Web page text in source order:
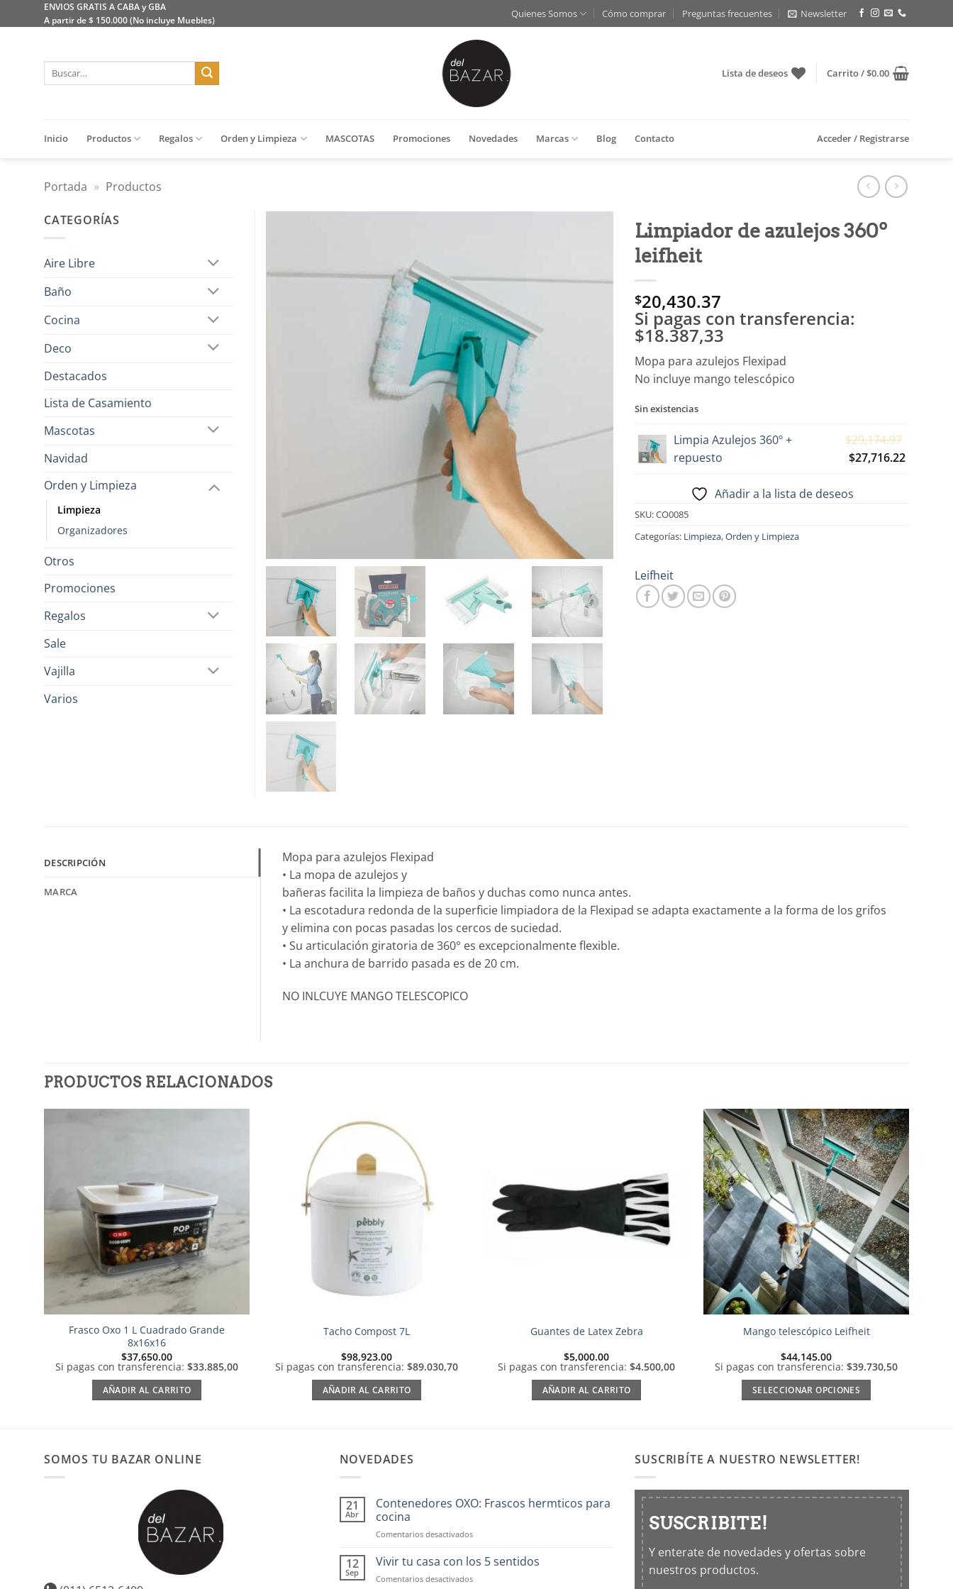
al
ENVIOS GRATIS A CABA y GBA
A partir de $ 150.000 (No incluye Muebles)
Quienes Somos Cómo comprar Preguntas frecuentes Newsletter
Buscar
Lista de deseos Carrito /$0.00
Inicio Productos Regalos Orden y Limpieza MASCOTAS Promociones Novedades Marcas Blog Contacto Acceder / Registrarse
Portada » Productos
lista
Limpiador de azulejos 360º
leifheit
$20,430.37
Si pagas con transferencia:
$18.387,33
Mopa para azulejos Flexipad
No incluye mango telescópico
Sin existencias
Limpia Azulejos 360º +
repuesto
$29,174.97
precio
original
$27,716.22El
precio
Añadir a la lista de deseos
SKU:CO0085
Categorías: Limpieza,Orden y Limpieza
Leifheit
CATEGORÍAS
Aire Libre
Baño
Cocina
Deco
Destacados
Lista de Casamiento
Mascotas
Navidad
Orden y Limpieza
Limpieza
Organizadores
Otros
Promociones
Regalos
Sale
Vajilla
Varios
DESCRIPCIÓN
MARCA
Mopa para azulejos Flexipad
• La mopa de azulejos y
bañeras facilita la limpieza de baños y duchas como nunca antes.
• La escotadura redonda de la superficie limpiadora de la Flexipad se adapta exactamente a la forma de los grifos
y elimina con pocas pasadas los cercos de suciedad.
• Su articulación giratoria de 360° es excepcionalmente flexible.
• La anchura de barrido pasada es de 20 cm.
NO INLCUYE MANGO TELESCOPICO
PRODUCTOS RELACIONADOS
Frasco Oxo 1 L Cuadrado Grande
8x16x16
$37,650.00
Si pagas con transferencia: $33.885,00
AÑADIR AL CARRITO
Tacho Compost 7L
$98,923.00
Si pagas con transferencia: $89.030,70
AÑADIR AL CARRITO
deseos
Guantes de Latex Zebra
$5,000.00
Si pagas con transferencia: $4.500,00
AÑADIR AL CARRITO
Añadir
a la
lista de
deseos
Mango telescópico Leifheit
$44,145.00
Si pagas con transferencia: $39.730,50
SELECCIONAR OPCIONES
múltiples
Las
elegir
SOMOS TU BAZAR ONLINE NOVEDADES
21
Abr
Contenedores OXO: Frascos hermticos para
cocina
Comentarios desactivadosen
OXO:
Frascos
hermticos
12
Sep
Vivir tu casa con los 5 sentidos
Comentarios desactivadosen
SUSCRIBÍTE A NUESTRO NEWSLETTER!
SUSCRIBITE!
Y enterate de novedades y ofertas sobre
nuestros productos.